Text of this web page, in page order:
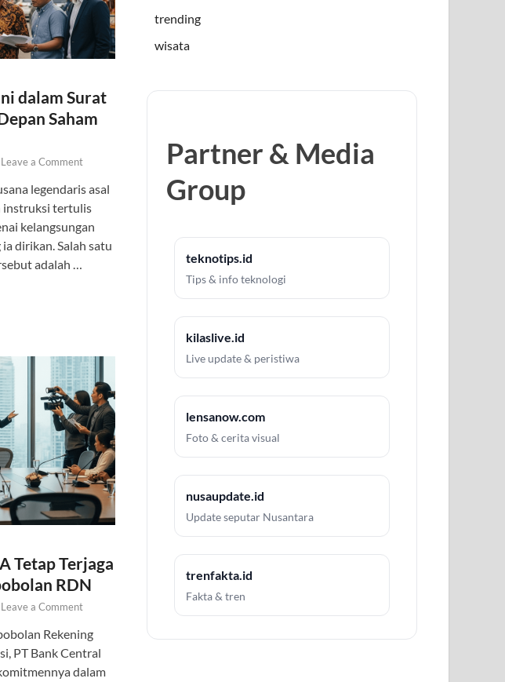
dalam Surat
Saham
Leave a Comment
legendaris asal
instruksi tertulis
kelangsungan
dirikan. Salah satu
adalah …
Tetap Terjaga
RDN
Leave a Comment
Rekening
PT Bank Central
dalam
trending
wisata
Partner & Media
Group
teknotips.id
Tips & info teknologi
kilaslive.id
Live update & peristiwa
lensanow.com
Foto & cerita visual
nusaupdate.id
Update seputar Nusantara
trenfakta.id
Fakta & tren